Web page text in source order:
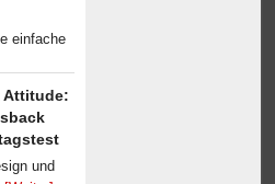
einfache
Attitude:
und